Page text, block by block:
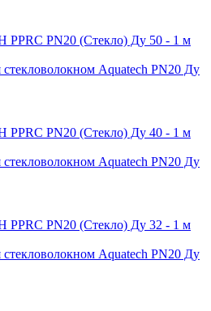
Aquatech PN20 Ду
Aquatech PN20 Ду
Aquatech PN20 Ду